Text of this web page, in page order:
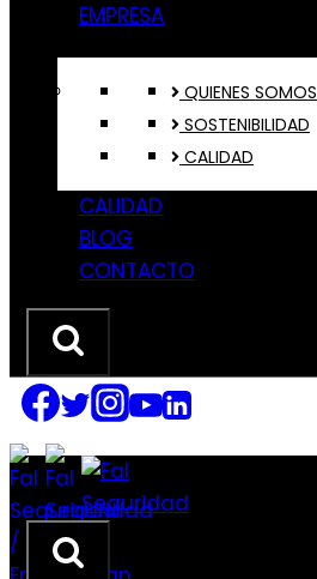
EMPRESA
QUIENES SOMOS
SOSTENIBILIDAD
CALIDAD
CALIDAD
BLOG
CONTACTO